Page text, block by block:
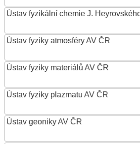
Ústav fyzikální chemie J.
Ústav fyziky atmosféry AV ČR
Ústav fyziky materiálů AV ČR
Ústav fyziky plazmatu AV ČR
Ústav geoniky AV ČR